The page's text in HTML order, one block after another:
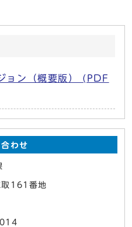
ョン（概要版） (PDF
わせ
取161番地